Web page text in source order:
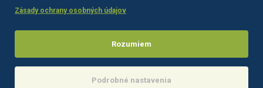
Zásady ochrany osobných údajov
Rozumiem
Podrobné nastavenia